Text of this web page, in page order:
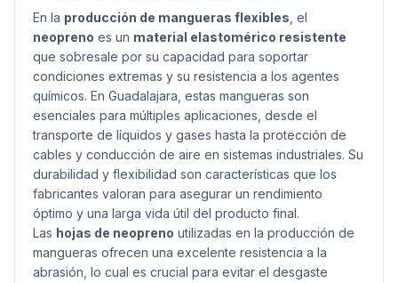
En la producción de mangueras flexibles , el
neopreno es un material elastomérico resistente
que sobresale por su capacidad para soportar
condiciones extremas y su resistencia a los agentes
químicos. En Guadalajara, estas mangueras son
esenciales para múltiples aplicaciones, desde el
transporte de líquidos y gases hasta la protección de
cables y conducción de aire en sistemas industriales. Su
durabilidad y flexibilidad son características que los
fabricantes valoran para asegurar un rendimiento
óptimo y una larga vida útil del producto final.
Las hojas de neopreno utilizadas en la producción de
mangueras ofrecen una excelente resistencia a la
abrasión, lo cual es crucial para evitar el desgaste